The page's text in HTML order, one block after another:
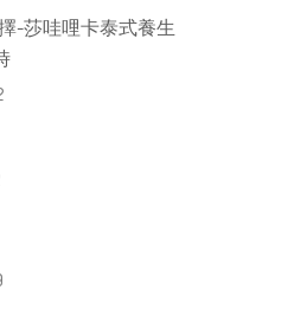
-莎哇哩卡泰式養生